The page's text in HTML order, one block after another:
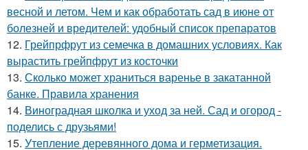
весной и летом. Чем и как обработать сад в июне от
болезней и вредителей: удобный список препаратов
12. Грейпрфрут из семечка в домашних условиях. Как
вырастить грейпфрут из косточки
13. Сколько может храниться варенье в закатанной
банке. Правила хранения
14. Виноградная школка и уход за ней. Сад и огород -
поделись с друзьями!
15. Утепление деревянного дома и герметизация.